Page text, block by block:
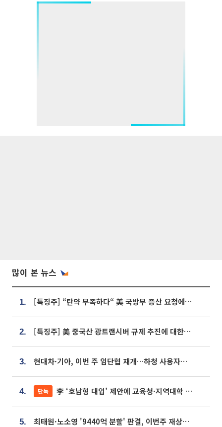
많이 본 뉴스
1. [특징주] “탄약 부족하다“ 美 국방부 증산 요청에⋯국내 방산주 급등세
2. [특징주] 美 중국산 광트랜시버 규제 추진에 대한광통신 등 광통신株 강세
3. 현대차·기아, 이번 주 임단협 재개…하청 사용자성 재심도 ‘변수’
4. 단독 李 ‘호남형 대입’ 제안에 교육청·지역대학 서·논술형 입시 연계 '착수'
5. 최태원·노소영 '9440억 분할' 판결, 이번주 재상고 여부 주목